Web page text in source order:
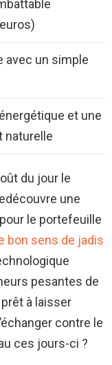
avec un simple
et une
naturelle
du jour le
une
le portefeuille
bon sens de jadis
pesantes de
à laisser
contre le
ces jours-ci ?